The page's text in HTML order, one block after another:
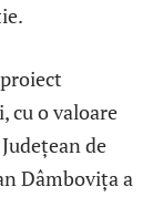
o valoare
de
Dâmbovița a